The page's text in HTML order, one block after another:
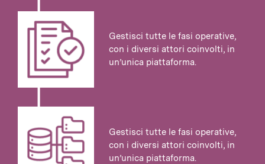
Gestisci tutte le fasi operative,
con i diversi attori coinvolti, in
un’unica piattaforma.
Gestisci tutte le fasi operative,
con i diversi attori coinvolti, in
un’unica piattaforma.